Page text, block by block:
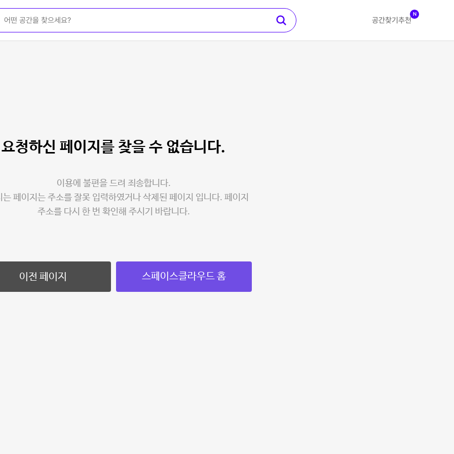
공간찾기 추천
N
요청하신 페이지를 찾을 수 없습니다.
이용에 불편을 드려 죄송합니다.
는 페이지는 주소를 잘못 입력하였거나 삭제된 페이지 입니다. 페이지
주소를 다시 한 번 확인해 주시기 바랍니다.
이전 페이지 스페이스클라우드 홈